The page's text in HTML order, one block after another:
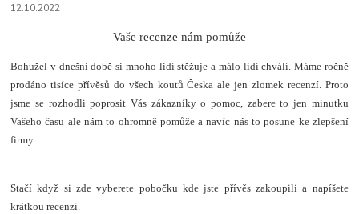
12.10.2022
Vaše recenze nám pomůže
Bohužel v dnešní době si mnoho lidí stěžuje a málo lidí chválí. Máme ročně
prodáno tisíce přívěsů do všech koutů Česka ale jen zlomek recenzí. Proto
jsme se rozhodli poprosit Vás zákazníky o pomoc, zabere to jen minutku
Vašeho času ale nám to ohromně pomůže a navíc nás to posune ke zlepšení
firmy.
Stačí když si zde vyberete pobočku kde jste přívěs zakoupili a napíšete
krátkou recenzi.